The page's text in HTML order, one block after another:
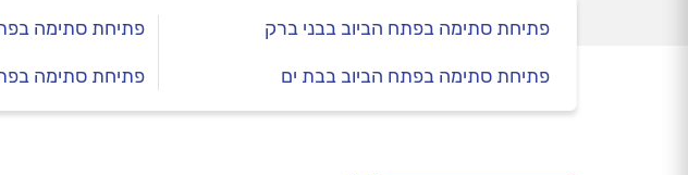
פתיחת סתימה בפתח הביוב בבני ברק
פתיחת סתימה בפתח הביוב בבת ים
פתיחת סתימה
פתיחת סתימה